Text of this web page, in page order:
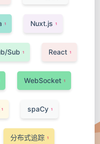
1 Nuxt.js 1
Sub 1 React 1
WebSocket 1
1 spaCy 1
分布式追踪 1